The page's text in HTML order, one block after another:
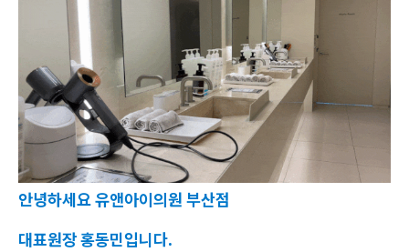
안녕하세요 유앤아이의원 부산점
대표원장 홍동민입니다.